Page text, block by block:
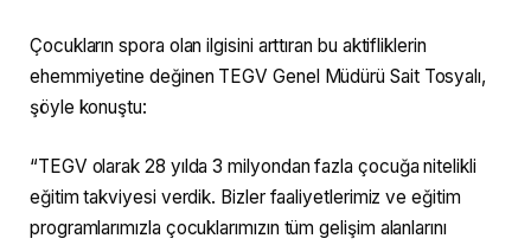
Çocukların spora olan ilgisini arttıran bu aktifliklerin
ehemmiyetine değinen TEGV Genel Müdürü Sait Tosyalı,
şöyle konuştu:
“TEGV olarak 28 yılda 3 milyondan fazla çocuğa nitelikli
eğitim takviyesi verdik. Bizler faaliyetlerimiz ve eğitim
programlarımızla çocuklarımızın tüm gelişim alanlarını